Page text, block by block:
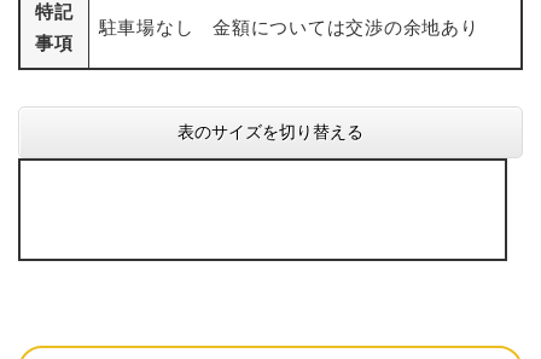
特記
事項
駐車場なし 金額については交渉の余地あり
表のサイズを切り替える